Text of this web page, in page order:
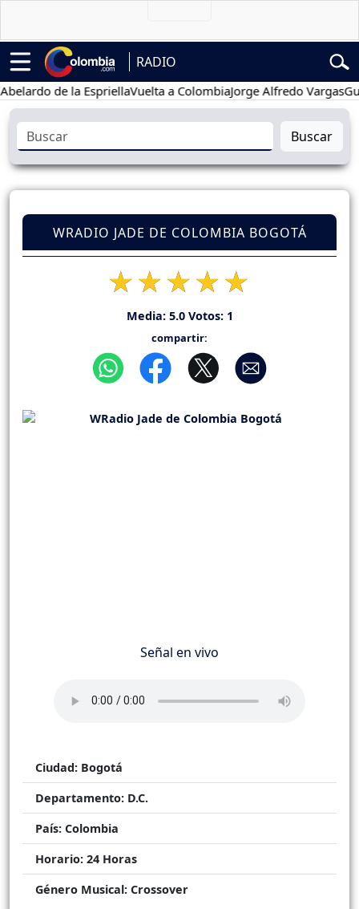
RADIO
de la EspriellaVuelta a ColombiaJorge Alfredo Vargas
Buscar
WRADIO JADE DE COLOMBIA BOGOTÁ
Media: 5.0Votos: 1
compartir:
Señal en vivo
Ciudad: Bogotá
Departamento: D.C.
País: Colombia
Horario: 24 Horas
Género Musical: Crossover